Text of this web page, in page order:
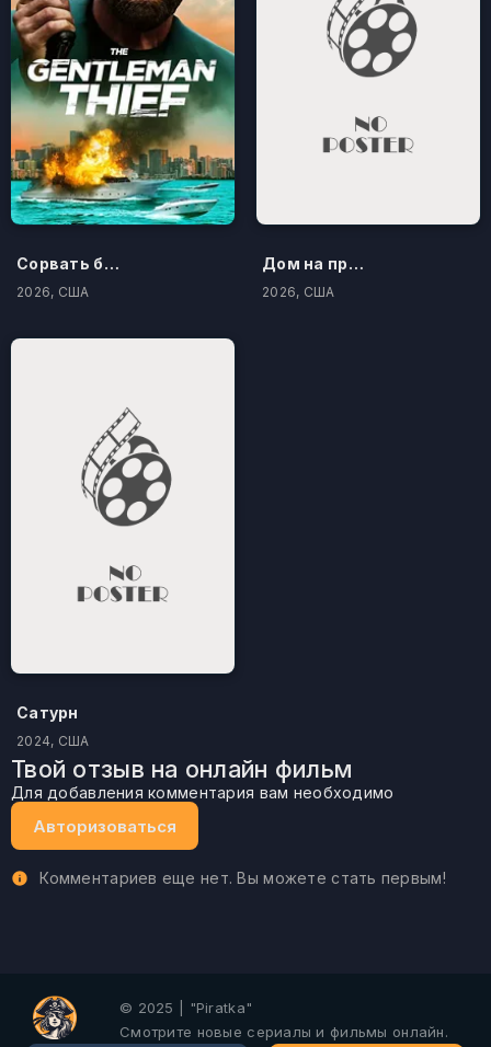
Сорвать банк 3: Вор-джентльмен
2026, США
Дом на проклятом холме
2026, США
Сатурн
2024, США
Твой отзыв на онлайн фильм
Для добавления комментария вам необходимо
Авторизоваться
Комментариев еще нет. Вы можете стать первым!
© 2025 | "Piratka"
Смотрите новые сериалы и фильмы онлайн.